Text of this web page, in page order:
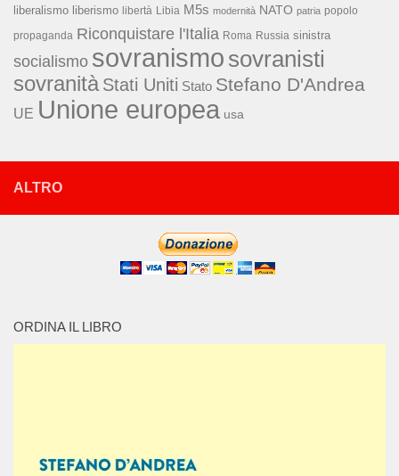
liberalismo liberismo libertà Libia M5s modernità NATO patria popolo
propaganda Riconquistare l'Italia Roma Russia sinistra
socialismo sovranismo sovranisti
sovranità Stati Uniti Stato Stefano D'Andrea
UE Unione europea usa
ALTRO
ORDINA IL LIBRO